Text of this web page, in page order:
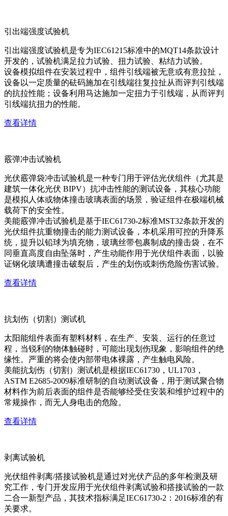
引出端强度试验机
引出端强度试验机是专为IEC61215标准中的MQT14条款设计
开发的，试验机满足拉力试验、扭力试验、粘结力试验。
设备模拟组件在安装过程中，组件引线端被无意或有意拉扯，
设备以一定质量的砝码施加在引线端往复拉扯从而评判引线端
的抗拉性能；设备利用马达施加一定扭力于引线端，从而评判
引线端抗扭力的性能。
查看详情
霰弹冲击试验机
光伏霰弹袋冲击试验机是一种专门用于评估光伏组件（尤其是
建筑一体化光伏 BIPV）抗冲击性能的测试设备，其核心功能
是模拟人体或物体撞击玻璃表面的场景，验证组件在极端机械
载荷下的安全性。
美能霰弹冲击试验机是基于IEC61730-2标准MST32条款开发的
光伏组件抗重物撞击的能力测试设备，本机采用可控的升降系
统，提升以铅球为填充物，玻璃丝带包裹制成的撞击袋，在不
同垂直高度自由坠落时，产生动能作用于光伏组件表面，以验
证钢化玻璃遭撞击破裂后，产生的划伤或刺伤危险伤害试验。
查看详情
抗划伤（切割）测试机
太阳能组件表面有塑料材料，在生产、安装、运行的任意过
程，当锐利的物体触碰时，可能出现划伤现象，影响组件的绝
缘性。严重的将会使内部带电体裸露，产生触电风险。
美能抗划伤（切割）测试机是根据IEC61730，UL1703，
ASTM E2685-2009标准研制的自动测试设备，用于测试聚合物
材料作为前后表面的组件是否能够经受住安装和维护过程中的
常规操作，而无人身电击的危险。
查看详情
剥离试验机
光伏组件剥离/搭接试验机是通过对光伏产品的多年检测及研
究工作，专门开发应用于光伏组件剥离试验和搭接试验的一款
二合一新型产品，其技术指标满足IEC61730-2：2016标准的有
关要求。